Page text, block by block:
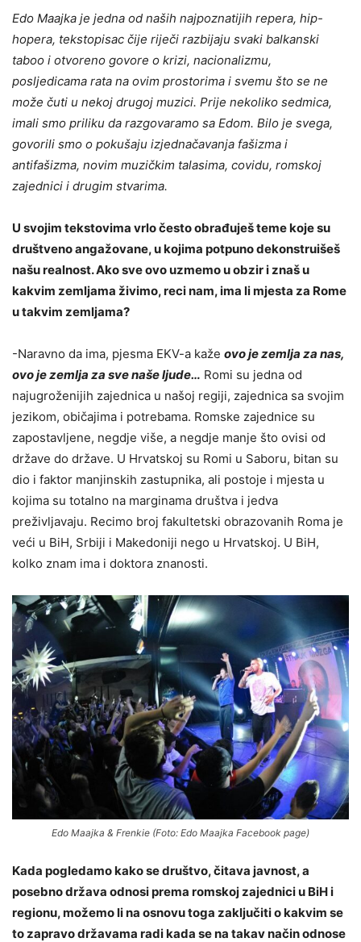
Edo Maajka je jedna od naših najpoznatijih repera, hip-
hopera, tekstopisac čije riječi razbijaju svaki balkanski
taboo i otvoreno govore o krizi, nacionalizmu,
posljedicama rata na ovim prostorima i svemu što se ne
može čuti u nekoj drugoj muzici. Prije nekoliko sedmica,
imali smo priliku da razgovaramo sa Edom. Bilo je svega,
govorili smo o pokušaju izjednačavanja fašizma i
antifašizma, novim muzičkim talasima, covidu, romskoj
zajednici i drugim stvarima.
U svojim tekstovima vrlo često obrađuješ teme koje su
društveno angažovane, u kojima potpuno dekonstruišeš
našu realnost. Ako sve ovo uzmemo u obzir i znaš u
kakvim zemljama živimo, reci nam, ima li mjesta za Rome
u takvim zemljama?
-Naravno da ima, pjesma EKV-a kaže ovo je zemlja za nas,
ovo je zemlja za sve naše ljude… Romi su jedna od
najugroženijih zajednica u našoj regiji, zajednica sa svojim
jezikom, običajima i potrebama. Romske zajednice su
zapostavljene, negdje više, a negdje manje što ovisi od
države do države. U Hrvatskoj su Romi u Saboru, bitan su
dio i faktor manjinskih zastupnika, ali postoje i mjesta u
kojima su totalno na marginama društva i jedva
preživljavaju. Recimo broj fakultetski obrazovanih Roma je
veći u BiH, Srbiji i Makedoniji nego u Hrvatskoj. U BiH,
kolko znam ima i doktora znanosti.
Edo Maajka & Frenkie (Foto: Edo Maajka Facebook page)
Kada pogledamo kako se društvo, čitava javnost, a
posebno država odnosi prema romskoj zajednici u BiH i
regionu, možemo li na osnovu toga zaključiti o kakvim se
to zapravo državama radi kada se na takav način odnose